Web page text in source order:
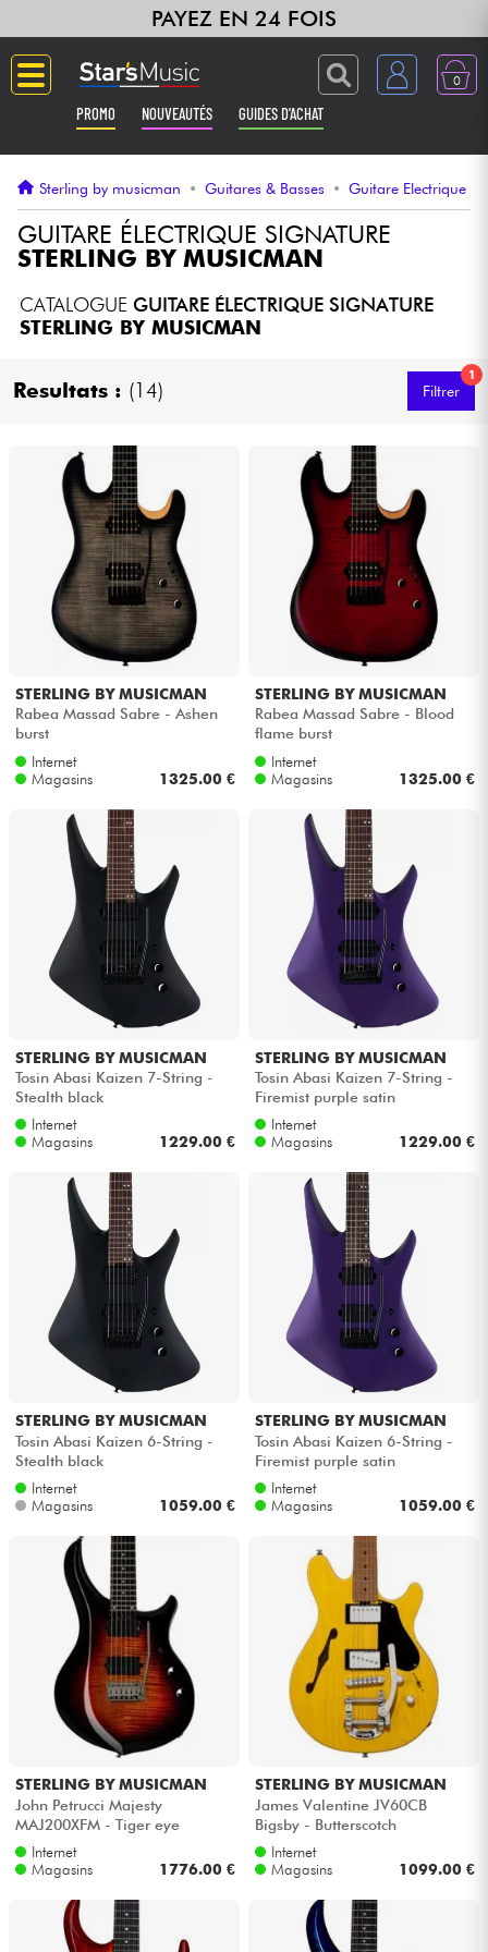
PAYEZ EN 24 FOIS
0
PROMO NOUVEAUTÉS GUIDES D'ACHAT
Guitares & Basses
Claviers & Pianos
Synthés & Sampleurs
Home Studio
Casques
Micros & HF
DJ
Vents
Violons & Quatuor
Eveil Musical
Câbles & Access.
HiFi
Packs
Sterling by musicman • Guitares & Basses • Guitare Electrique
GUITARE ÉLECTRIQUE SIGNATURE
STERLING BY MUSICMAN
CATALOGUE GUITARE ÉLECTRIQUE SIGNATURE
STERLING BY MUSICMAN
Resultats : (14)
1
Filtrer
STERLING BY MUSICMAN
Rabea Massad Sabre - Ashen
burst
Internet
Magasins
1325.00 €
STERLING BY MUSICMAN
Rabea Massad Sabre - Blood
flame burst
Internet
Magasins
1325.00 €
STERLING BY MUSICMAN
Tosin Abasi Kaizen 7-String -
Stealth black
Internet
Magasins
1229.00 €
STERLING BY MUSICMAN
Tosin Abasi Kaizen 7-String -
Firemist purple satin
Internet
Magasins
1229.00 €
STERLING BY MUSICMAN
Tosin Abasi Kaizen 6-String -
Stealth black
Internet
Magasins
1059.00 €
STERLING BY MUSICMAN
Tosin Abasi Kaizen 6-String -
Firemist purple satin
Internet
Magasins
1059.00 €
STERLING BY MUSICMAN
John Petrucci Majesty
MAJ200XFM - Tiger eye
Internet
Magasins
1776.00 €
STERLING BY MUSICMAN
James Valentine JV60CB
Bigsby - Butterscotch
Internet
Magasins
1099.00 €